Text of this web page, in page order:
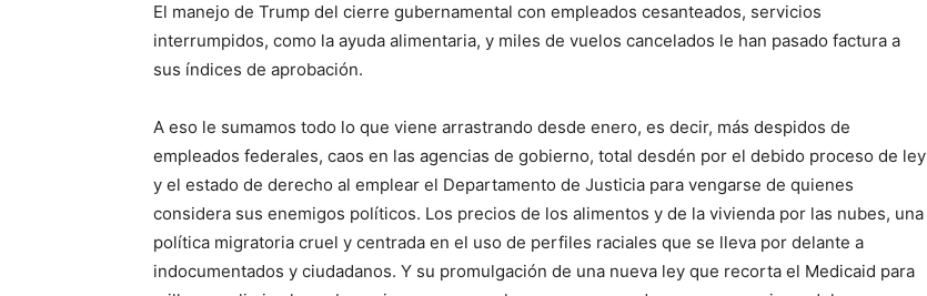
El manejo de Trump del cierre gubernamental con empleados cesanteados, servicios
interrumpidos, como la ayuda alimentaria, y miles de vuelos cancelados le han pasado factura a
sus índices de aprobación.
A eso le sumamos todo lo que viene arrastrando desde enero, es decir, más despidos de
empleados federales, caos en las agencias de gobierno, total desdén por el debido proceso de ley
y el estado de derecho al emplear el Departamento de Justicia para vengarse de quienes
considera sus enemigos políticos. Los precios de los alimentos y de la vivienda por las nubes, una
política migratoria cruel y centrada en el uso de perfiles raciales que se lleva por delante a
indocumentados y ciudadanos. Y su promulgación de una nueva ley que recorta el Medicaid para